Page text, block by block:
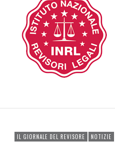
IL GIORNALE DEL REVISORE NOTIZIE